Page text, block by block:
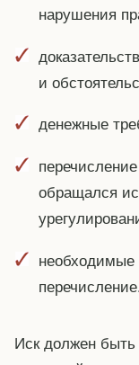
нарушения
и
денежные
обращался
необходимые
Иск должен быть